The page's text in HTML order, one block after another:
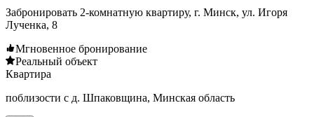
Забронировать 2-комнатную квартиру, г. Минск, ул. Игоря
Лученка, 8
Мгновенное бронирование
Реальный объект
Квартира
поблизости с д. Шпаковщина, Минская область